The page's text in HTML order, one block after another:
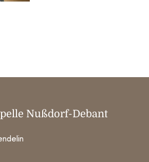
Nußdorf-Debant